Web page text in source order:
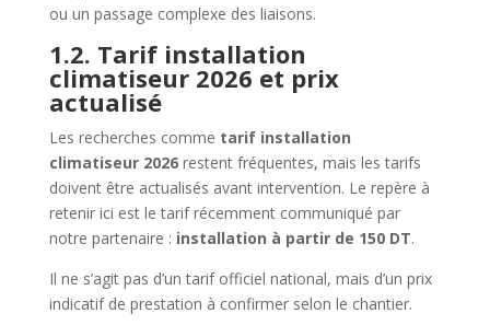
ou un passage complexe des liaisons.
1.2. Tarif installation
climatiseur 2026 et prix
actualisé
Les recherches comme tarif installation
climatiseur 2026restent fréquentes, mais les tarifs
doivent être actualisés avant intervention. Le repère à
retenir ici est le tarif récemment communiqué par
notre partenaire : installation à partir de 150 DT.
Il ne s’agit pas d’un tarif officiel national, mais d’un prix
indicatif de prestation à confirmer selon le chantier.